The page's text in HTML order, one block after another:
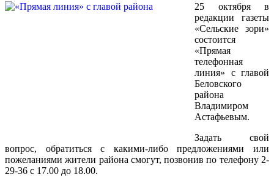
25 октября в
редакции газеты
«Сельские зори»
состоится
«Прямая
телефонная
линия» с главой
Беловского
района
Владимиром
Астафьевым.
Задать свой
вопрос, обратиться с какими-либо предложениями или
пожеланиями жители района смогут, позвонив по телефону 2-
29-36 с 17.00 до 18.00.